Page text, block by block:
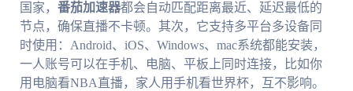
国家， 番茄加速器都会自动匹配距离最近、延迟最低的
节点，确保直播不卡顿。其次，它支持多平台多设备同
时使用：Android、iOS、Windows、mac系统都能安装，
一人账号可以在手机、电脑、平板上同时连接，比如你
用电脑看NBA直播，家人用手机看世界杯，互不影响。